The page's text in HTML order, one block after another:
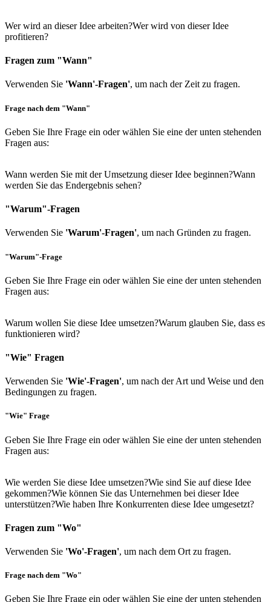
Wer wird an dieser Idee arbeiten?Wer wird von dieser Idee
profitieren?
Fragen zum "Wann"
Verwenden Sie 'Wann'-Fragen', um nach der Zeit zu fragen.
Frage nach dem "Wann"
Geben Sie Ihre Frage ein oder wählen Sie eine der unten stehenden
Fragen aus:
Wann werden Sie mit der Umsetzung dieser Idee beginnen?Wann
werden Sie das Endergebnis sehen?
"Warum"-Fragen
Verwenden Sie 'Warum'-Fragen', um nach Gründen zu fragen.
"Warum"-Frage
Geben Sie Ihre Frage ein oder wählen Sie eine der unten stehenden
Fragen aus:
Warum wollen Sie diese Idee umsetzen?Warum glauben Sie, dass es
funktionieren wird?
"Wie" Fragen
Verwenden Sie 'Wie'-Fragen', um nach der Art und Weise und den
Bedingungen zu fragen.
"Wie" Frage
Geben Sie Ihre Frage ein oder wählen Sie eine der unten stehenden
Fragen aus:
Wie werden Sie diese Idee umsetzen?Wie sind Sie auf diese Idee
gekommen?Wie können Sie das Unternehmen bei dieser Idee
unterstützen?Wie haben Ihre Konkurrenten diese Idee umgesetzt?
Fragen zum "Wo"
Verwenden Sie 'Wo'-Fragen', um nach dem Ort zu fragen.
Frage nach dem "Wo"
Geben Sie Ihre Frage ein oder wählen Sie eine der unten stehenden